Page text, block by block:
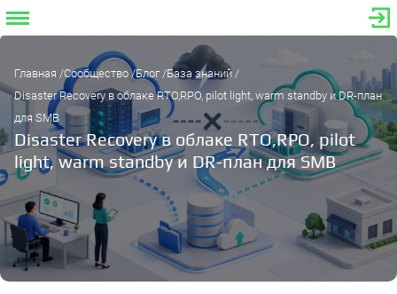
Главная Сообщество Блог База знаний
Disaster Recovery в облаке RTO,RPO, pilot light, warm standby и DR-план
для SMB
Disaster Recovery в облаке RTO,RPO, pilot
light, warm standby и DR-план для SMB